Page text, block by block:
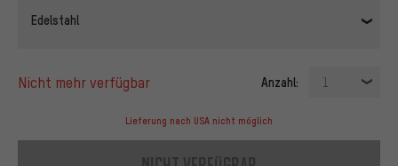
Edelstahl
nicht mehr verfügbar Anzahl: 1
Lieferung nach USA nicht möglich